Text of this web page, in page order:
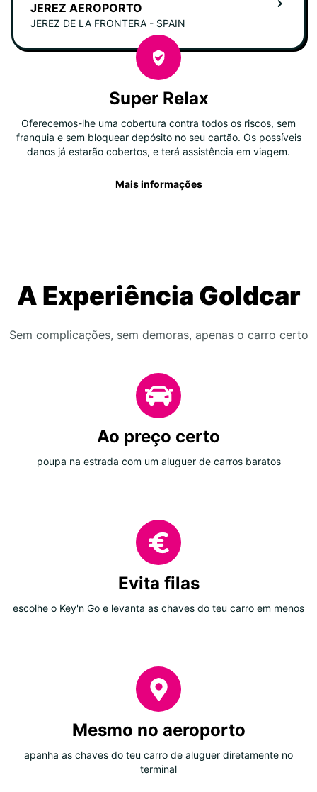
JEREZ AEROPORTO
JEREZ DE LA FRONTERA - SPAIN
Super Relax
Oferecemos-lhe uma cobertura contra todos os riscos, sem
franquia e sem bloquear depósito no seu cartão. Os possíveis
danos já estarão cobertos, e terá assistência em viagem.
Mais informações
A Experiência Goldcar
Sem complicações, sem demoras, apenas o carro certo
Ao preço certo
poupa na estrada com um aluguer de carros baratos
Evita filas
escolhe o Key'n Go e levanta as chaves do teu carro em menos
Mesmo no aeroporto
apanha as chaves do teu carro de aluguer diretamente no
terminal